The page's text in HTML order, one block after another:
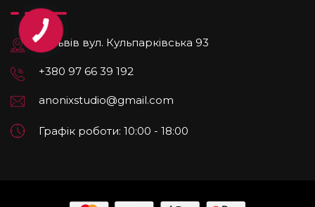
м.Львів вул. Кульпарківська 93
+380 97 66 39 192
anonixstudio@gmail.com
Графік роботи: 10:00 - 18:00